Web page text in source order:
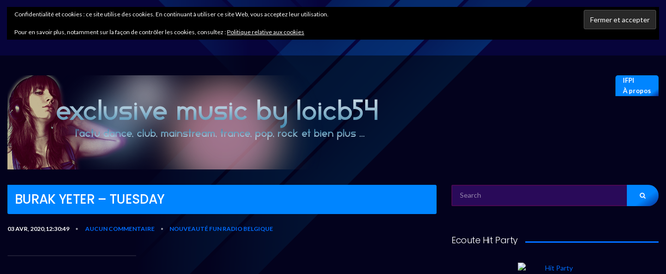
IFPI
À propos
BURAK YETER – TUESDAY
03 AVR, 2020,12:30:49 • AUCUN COMMENTAIRE • NOUVEAUTÉ FUN RADIO BELGIQUE
FOR:
Ecoute Hit Party
Confidentialité et cookies : ce site utilise des cookies. En continuant à utiliser ce site Web, vous acceptez leur utilisation.
Pour en savoir plus, notamment sur la façon de contrôler les cookies, consultez :Politique relative aux cookies